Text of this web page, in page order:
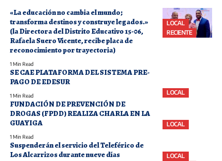
LOCAL
RECIENTE
«La educación no cambia el mundo;
transforma destinos y construye legados.»
(la Directora del Distrito Educativo 15-06,
Rafaela Suero Vicente, recibe placa de
reconocimiento por trayectoria)
1 Min Read
LOCAL
SE CAE PLATAFORMA DEL SISTEMA PRE-
PAGO DE EDESUR
1 Min Read
LOCAL
FUNDACIÓN DE PREVENCIÓN DE
DROGAS (FPDD) REALIZA CHARLA EN LA
GUAYIGA
1 Min Read
LOCAL
Suspenderán el servicio del Teleférico de
Los Alcarrizos durante nueve días